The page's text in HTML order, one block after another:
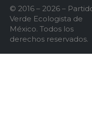
© 2016 – 2026 –
Verde Ecologista de
México. Todos los
derechos reservados.